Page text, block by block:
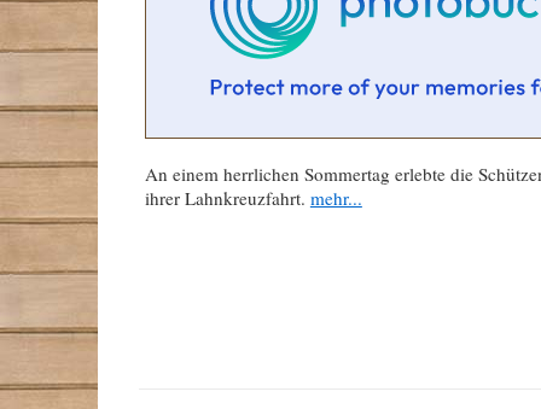
An einem herrlichen Sommertag erlebte die
ihrer Lahnkreuzfahrt. mehr...